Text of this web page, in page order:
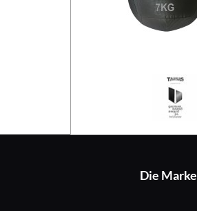
Die Marke